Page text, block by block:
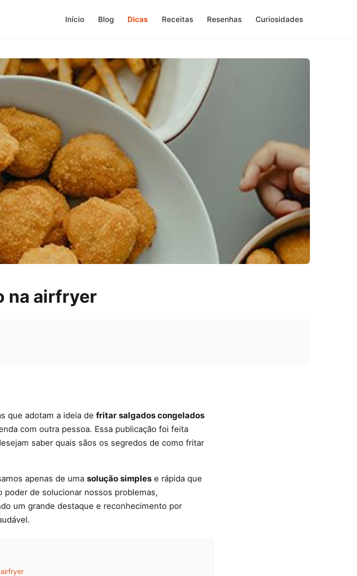
Início Blog Dicas Receitas Resenhas Curiosidades
na airfryer
que adotam a ideia de fritar salgados congelados
com outra pessoa. Essa publicação foi feita
saber quais sãos os segredos de como fritar
apenas de uma solução simples e rápida que
de solucionar nossos problemas,
um grande destaque e reconhecimento por